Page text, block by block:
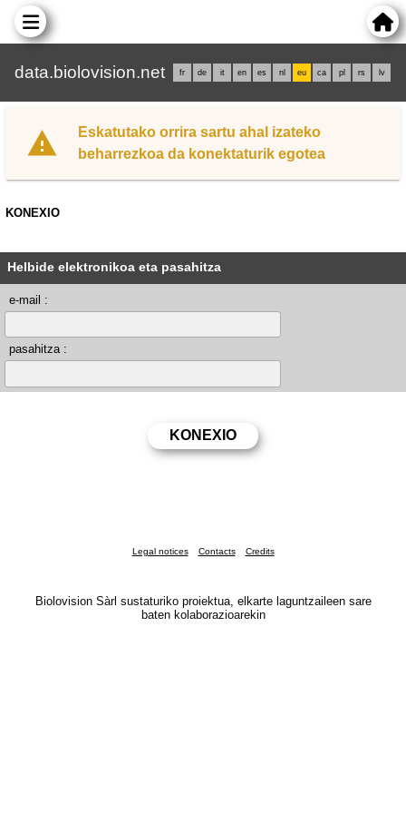
data.biolovision.net fr de it en es nl eu ca pl rs lv
Eskatutako orrira sartu ahal izateko
beharrezkoa da konektaturik egotea
KONEXIO
Helbide elektronikoa eta pasahitza
e-mail :
pasahitza :
Legal notices Contacts Credits
Biolovision Sàrl sustaturiko proiektua, elkarte laguntzaileen sare
baten kolaborazioarekin